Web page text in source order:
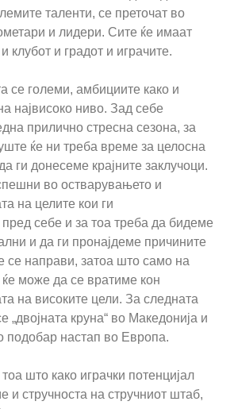
таленти, се преточат во
и лидери. Сите ќе имаат
клубот и градот и играчите.
се големи, амбициите како и
највисоко ниво. Зад себе
прилично стресна сезона, за
ќе ни треба време за целосна
ги донесеме крајните заклучоци.
во остварувањето и
на целите кои ги
себе и за тоа треба да бидеме
и да ги пронајдеме причините
се направи, затоа што само на
ќе може да се вратиме кон
на високите цели. За следната
„двојната круна“ во Македонија и
подобар настап во Европа.
што како играчки потенцијал
и стручноста на стручниот штаб,